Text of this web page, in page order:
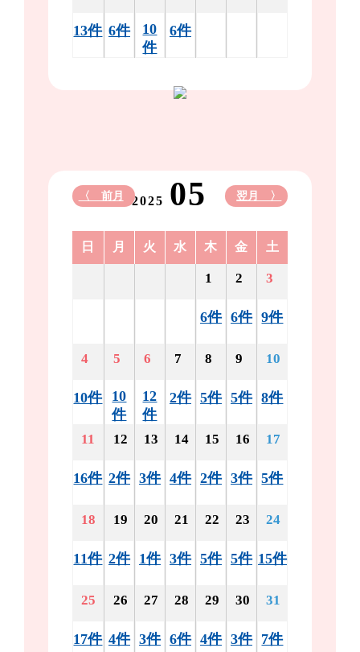
13件 6件
10
件
6件
2025 05
〈 前月 翌月 〉
日 月 火 水 木 金 土
1
6件
2
6件
3
9件
4
10件
5
10
件
6
12
件
7
2件
8
5件
9
5件
10
8件
11
16件
12
2件
13
3件
14
4件
15
2件
16
3件
17
5件
18
11件
19
2件
20
1件
21
3件
22
5件
23
5件
24
15件
25
17件
26
4件
27
3件
28
6件
29
4件
30
3件
31
7件